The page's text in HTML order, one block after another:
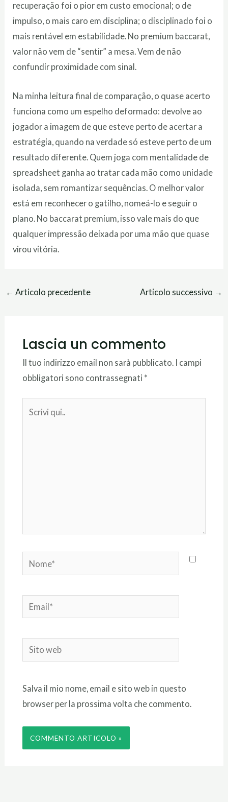
recuperação foi o pior em custo emocional; o de
impulso, o mais caro em disciplina; o disciplinado foi o
mais rentável em estabilidade. No premium baccarat,
valor não vem de “sentir” a mesa. Vem de não
confundir proximidade com sinal.
Na minha leitura final de comparação, o quase acerto
funciona como um espelho deformado: devolve ao
jogador a imagem de que esteve perto de acertar a
estratégia, quando na verdade só esteve perto de um
resultado diferente. Quem joga com mentalidade de
spreadsheet ganha ao tratar cada mão como unidade
isolada, sem romantizar sequências. O melhor valor
está em reconhecer o gatilho, nomeá-lo e seguir o
plano. No baccarat premium, isso vale mais do que
qualquer impressão deixada por uma mão que quase
virou vitória.
← Articolo precedente Articolo successivo →
Lascia un commento
Il tuo indirizzo email non sarà pubblicato. I campi
obbligatori sono contrassegnati *
Nome*
Email*
Sito
web
Salva il mio nome, email e sito web in questo
browser per la prossima volta che commento.